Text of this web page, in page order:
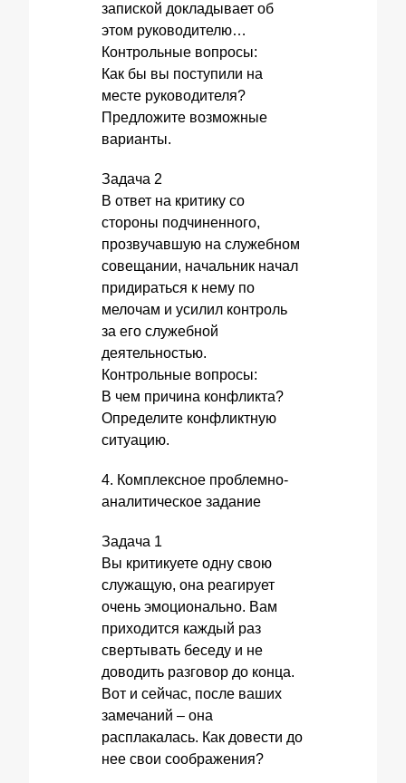
запиской докладывает об
этом руководителю…
Контрольные вопросы:
Как бы вы поступили на
месте руководителя?
Предложите возможные
варианты.
Задача 2
В ответ на критику со
стороны подчиненного,
прозвучавшую на служебном
совещании, начальник начал
придираться к нему по
мелочам и усилил контроль
за его служебной
деятельностью.
Контрольные вопросы:
В чем причина конфликта?
Определите конфликтную
ситуацию.
4. Комплексное проблемно-
аналитическое задание
Задача 1
Вы критикуете одну свою
служащую, она реагирует
очень эмоционально. Вам
приходится каждый раз
свертывать беседу и не
доводить разговор до конца.
Вот и сейчас, после ваших
замечаний – она
расплакалась. Как довести до
нее свои соображения?